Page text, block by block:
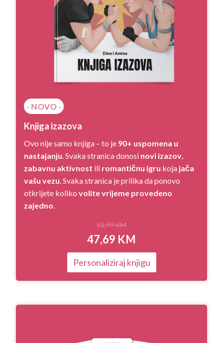
· NOVO ·
Knjiga izazova
Ovo nije samo knjiga – to je 90+ uspomena u
nastajanju. Svaka stranica donosi novi izazov,
zabavnu aktivnost ili romantičnu igru koja jača
vašu vezu. Svaka stranica je prilika da ponovo
otkrijete koliko volite vrijeme provedeno
zajedno.
52,99KM
47,69 KM
Personaliziraj knjigu